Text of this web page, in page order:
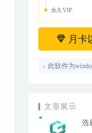
永久VIP:
月卡
此软件为
文章展示
浩